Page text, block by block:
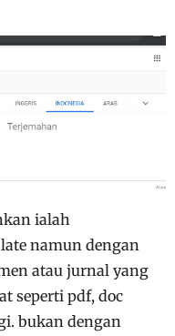
ialah
namun dengan
atau jurnal yang
seperti pdf, doc
bukan dengan